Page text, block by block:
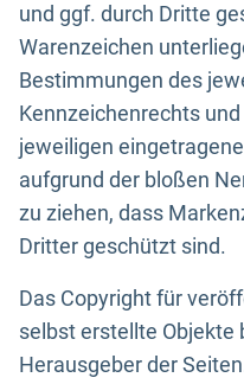
und ggf. durch Dritte
Warenzeichen
Bestimmungen des
Kennzeichenrechts
jeweiligen
aufgrund der bloßen
zu ziehen, dass
Dritter geschützt sind.
Das Copyright für
selbst erstellte Objekte
Herausgeber der